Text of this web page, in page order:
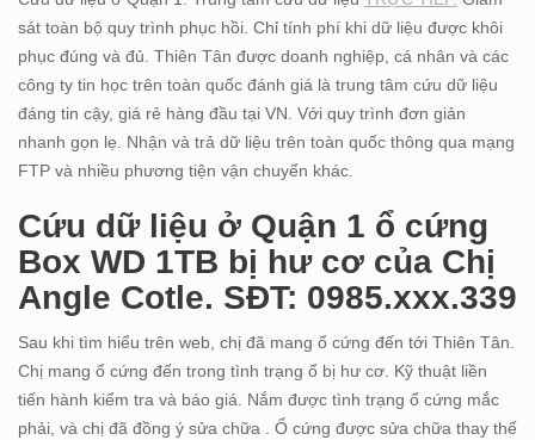
sát toàn bộ quy trình phục hồi. Chỉ tính phí khi dữ liệu được khôi
phục đúng và đủ. Thiên Tân được doanh nghiệp, cá nhân và các
công ty tin học trên toàn quốc đánh giá là trung tâm cứu dữ liệu
đáng tin cậy, giá rẻ hàng đầu tại VN. Với quy trình đơn giản
nhanh gọn lẹ. Nhận và trả dữ liệu trên toàn quốc thông qua mạng
FTP và nhiều phương tiện vận chuyển khác.
Cứu dữ liệu ở Quận 1 ổ cứng
Box WD 1TB bị hư cơ của Chị
Angle Cotle. SĐT: 0985.xxx.339
Sau khi tìm hiểu trên web, chị đã mang ổ cứng đến tới Thiên Tân.
Chị mang ổ cứng đến trong tình trạng ổ bị hư cơ. Kỹ thuật liền
tiến hành kiểm tra và báo giá. Nắm được tình trạng ổ cứng mắc
phải, và chị đã đồng ý sửa chữa . Ổ cứng được sửa chữa thay thế